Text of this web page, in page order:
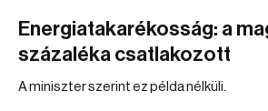
Energiatakarékosság: a
százaléka csatlakozott
A miniszter szerint ez példa nélküli.